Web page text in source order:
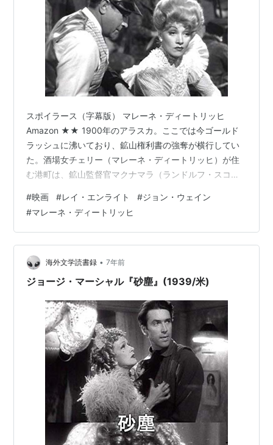
スポイラース（字幕版） マレーネ・ディートリッヒ
Amazon ★★ 1900年のアラスカ。ここでは今ゴールド
ラッシュに沸いており、鉱山権利書の強奪が横行してい
た。酒場女チェリー（マレーネ・ディートリッヒ）が住
む港町は、鉱山監督官マクナマラ（ランドルフ・スコッ
イ（ジョン・ウェイン）が、ヘレンという女（マーガレ
ット・リンゼイ）を連れて帰ってきた。マクナマラは裁
判官と結託してロイから鉱山を奪おうとする。 アラスカ
を舞台にした西部劇は初めて観た。いつもの渇いた風景
ではなく、雪解けのちょっと湿った風景になっている。
当初は恋の鞘当てみたいな興味で引っ張…
#映画 #レイ・エンライト #ジョン・ウェイン
#マレーネ・ディートリッヒ
海外文学読書録 • 7年前
ジョージ・マーシャル『砂塵』(1939/米)